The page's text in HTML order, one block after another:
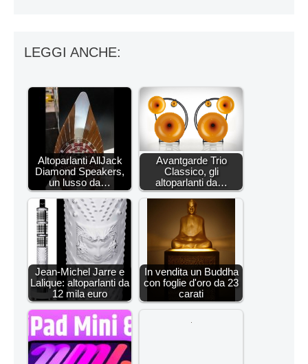
LEGGI ANCHE:
Altoparlanti AllJack
Diamond Speakers,
un lusso da…
Avantgarde Trio
Classico, gli
altoparlanti da…
Jean-Michel Jarre e
Lalique: altoparlanti da
12 mila euro
In vendita un Buddha
con foglie d'oro da 23
carati